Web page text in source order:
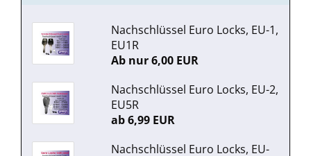
Nachschlüssel Euro Locks, EU-1,
EU1R
Ab nur 6,00 EUR
Nachschlüssel Euro Locks, EU-2,
EU5R
ab 6,99 EUR
Nachschlüssel Euro Locks, EU-